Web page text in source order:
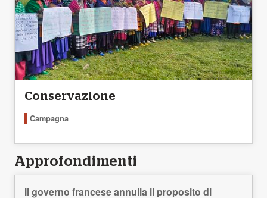
Conservazione
Campagna
Approfondimenti
Il governo francese annulla il proposito di